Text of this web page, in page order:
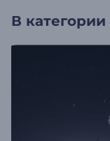
В категории